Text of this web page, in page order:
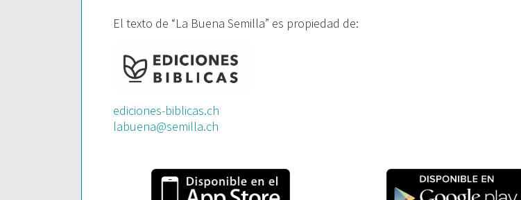
El texto de “La Buena Semilla” es propiedad de:
ediciones-biblicas.ch
labuena@semilla.ch